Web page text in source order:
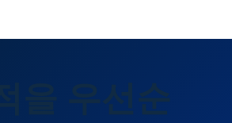
을 우선순